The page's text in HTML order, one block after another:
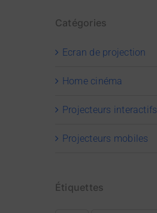
Catégories
Ecran de projection
Home cinéma
Projecteurs interactifs
Projecteurs mobiles
Étiquettes